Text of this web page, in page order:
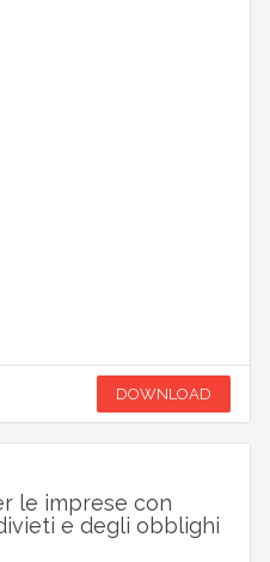
DOWNLOAD
le imprese con
e degli obblighi